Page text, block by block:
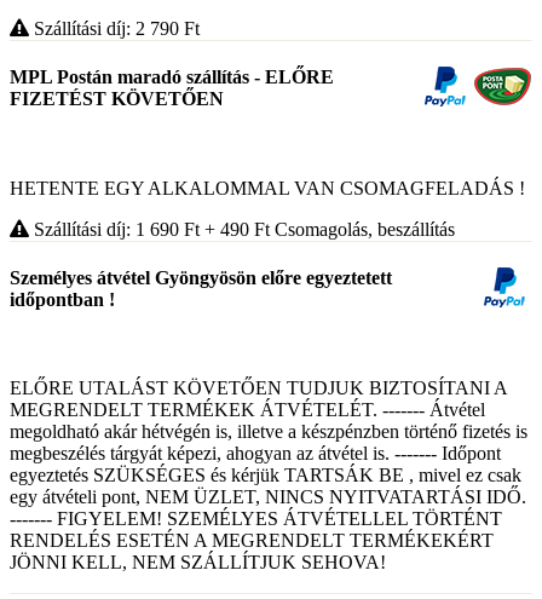
Szállítási díj: 2 790 Ft
MPL Postán maradó szállítás - ELŐRE
FIZETÉST KÖVETŐEN
HETENTE EGY ALKALOMMAL VAN CSOMAGFELADÁS !
Szállítási díj: 1 690 Ft + 490 Ft Csomagolás, beszállítás
Személyes átvétel Gyöngyösön előre egyeztetett
időpontban !
ELŐRE UTALÁST KÖVETŐEN TUDJUK BIZTOSÍTANI A
MEGRENDELT TERMÉKEK ÁTVÉTELÉT. ------- Átvétel
megoldható akár hétvégén is, illetve a készpénzben történő fizetés is
megbeszélés tárgyát képezi, ahogyan az átvétel is. ------- Időpont
egyeztetés SZÜKSÉGES és kérjük TARTSÁK BE , mivel ez csak
egy átvételi pont, NEM ÜZLET, NINCS NYITVATARTÁSI IDŐ.
------- FIGYELEM! SZEMÉLYES ÁTVÉTELLEL TÖRTÉNT
RENDELÉS ESETÉN A MEGRENDELT TERMÉKEKÉRT
JÖNNI KELL, NEM SZÁLLÍTJUK SEHOVA!